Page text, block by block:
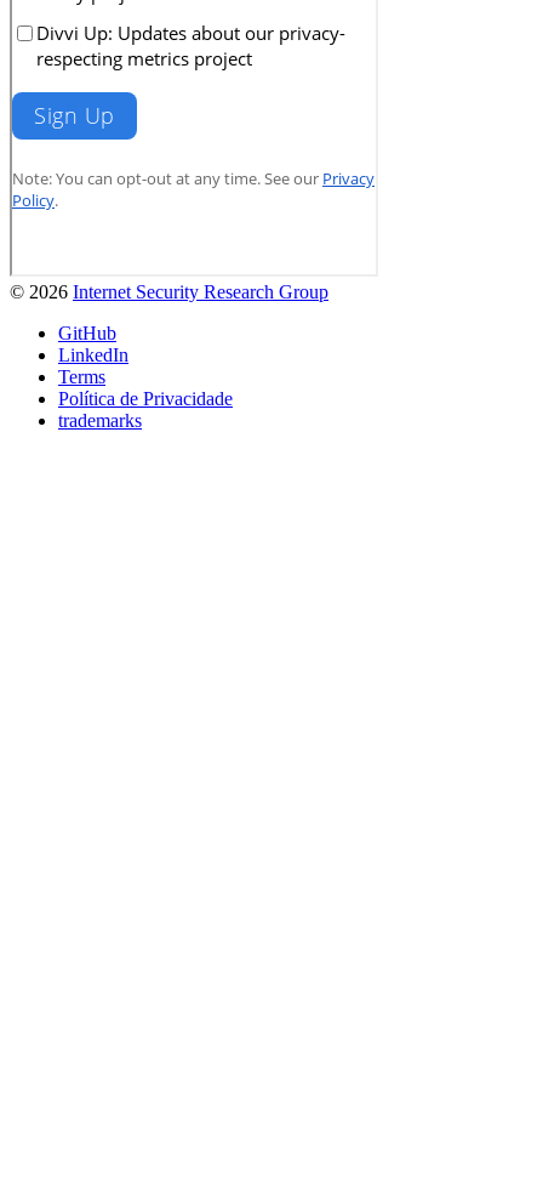
© 2026 Internet Security Research Group
GitHub
LinkedIn
Terms
Política de Privacidade
trademarks